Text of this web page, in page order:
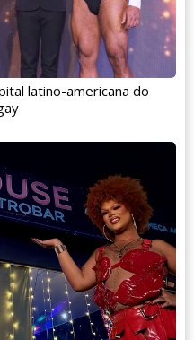
latino-americana do